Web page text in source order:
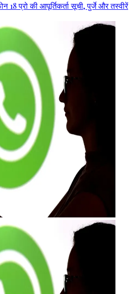
18 प्रो की आपूर्तिकर्ता सूची, पुर्जे और तस्वीरें